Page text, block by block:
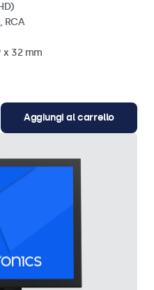
RCA
x 32 mm
Aggiungi al carrello